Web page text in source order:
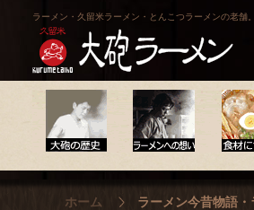
ラーメン・久留米ラーメン・とんこつラーメンの老舗
大砲の歴史 ラーメンへの想い 食材につ
ホーム ラーメン今昔物語